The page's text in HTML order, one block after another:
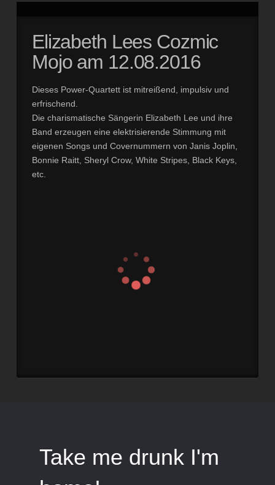
Elizabeth Lees Cozmic
Mojo am 12.08.2016
Dieses Power-Quartett ist mitreißend, impulsiv und
erfrischend.
Die charismatische Sängerin Elizabeth Lee und ihre
Band erzeugen eine elektrisierende Stimmung mit
eigenen Songs und Covernummern von Janis Joplin,
Bonnie Raitt, Sheryl Crow, White Stripes, Black Keys,
etc.
Take me drunk I'm